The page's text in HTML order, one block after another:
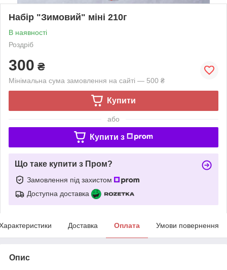
Набір "Зимовий" міні 210г
В наявності
Роздріб
300 ₴
Мінімальна сума замовлення на сайті — 500 ₴
Купити
або
Купити з
Що таке купити з Пром?
Замовлення під захистом
Доступна доставка
Доставка Оплата Умови повернення
Опис